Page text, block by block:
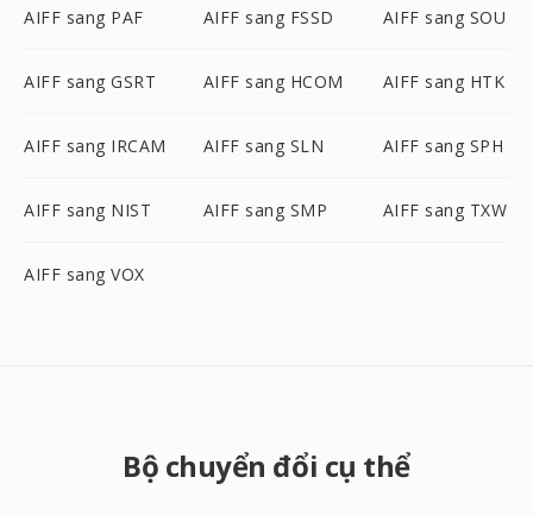
AIFF sang PAF AIFF sang FSSD AIFF sang SOU
AIFF sang GSRT AIFF sang HCOM AIFF sang HTK
AIFF sang IRCAM AIFF sang SLN AIFF sang SPH
AIFF sang NIST AIFF sang SMP AIFF sang TXW
AIFF sang VOX
Bộ chuyển đổi cụ thể